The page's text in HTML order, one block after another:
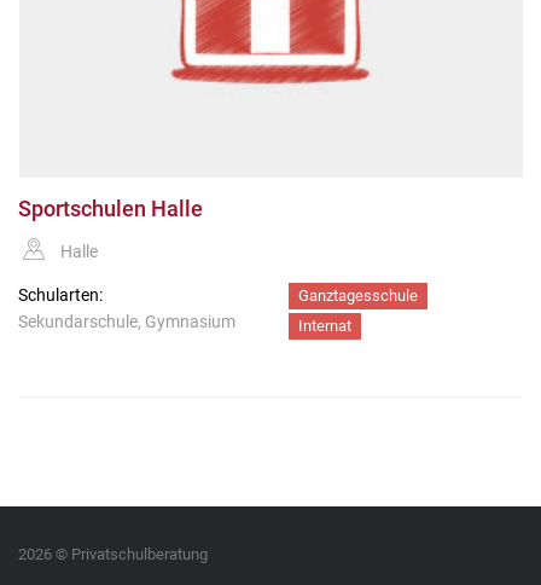
Sportschulen Halle
Halle
Schularten:
Sekundarschule, Gymnasium
Ganztagesschule
Internat
2026 © Privatschulberatung